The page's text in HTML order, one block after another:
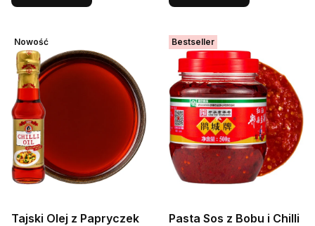
Nowość
Tajski Olej z Papryczek
Bestseller
Pasta Sos z Bobu i Chilli